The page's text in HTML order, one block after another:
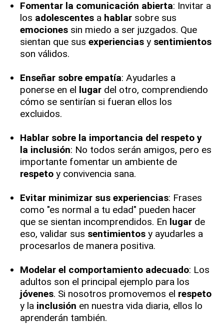
Fomentar la comunicación abierta: Invitar a
los adolescentes a hablar sobre sus
emociones sin miedo a ser juzgados. Que
sientan que sus experiencias y sentimientos
son válidos.
Enseñar sobre empatía: Ayudarles a
ponerse en el lugar del otro, comprendiendo
cómo se sentirían si fueran ellos los
excluidos.
Hablar sobre la importancia del respeto y
la inclusión: No todos serán amigos, pero es
importante fomentar un ambiente de
respeto y convivencia sana.
Evitar minimizar sus experiencias: Frases
como "es normal a tu edad" pueden hacer
que se sientan incomprendidos. En lugar de
eso, validar sus sentimientos y ayudarles a
procesarlos de manera positiva.
Modelar el comportamiento adecuado: Los
adultos son el principal ejemplo para los
jóvenes. Si nosotros promovemos el respeto
y la inclusión en nuestra vida diaria, ellos lo
aprenderán también.